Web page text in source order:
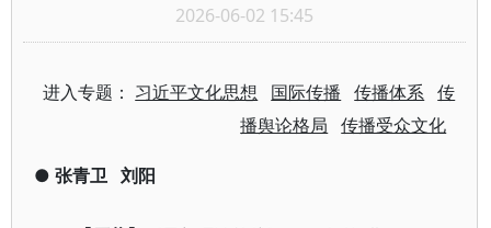
2026-06-02 15:45
进入专题： 习近平文化思想 国际传播 传播体系 传
播舆论格局
传播受众文化
● 张青卫 刘阳